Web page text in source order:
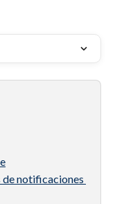
notificaciones